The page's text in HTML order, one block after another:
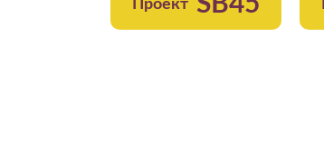
Проект